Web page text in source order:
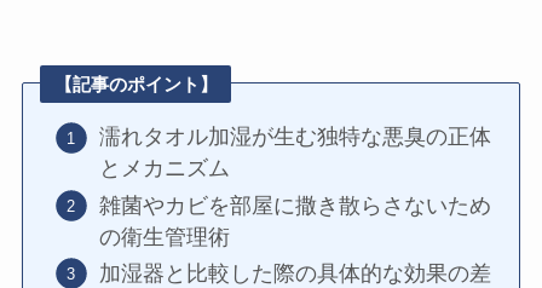
【記事のポイント】
濡れタオル加湿が生む独特な悪臭の正体
とメカニズム
雑菌やカビを部屋に撒き散らさないため
の衛生管理術
加湿器と比較した際の具体的な効果の差